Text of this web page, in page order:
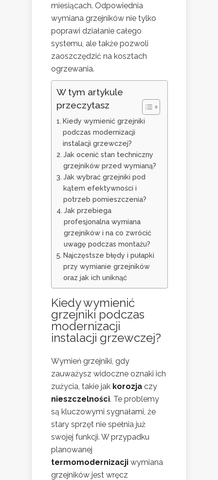
miesiącach. Odpowiednia
wymiana grzejników nie tylko
poprawi działanie całego
systemu, ale także pozwoli
zaoszczędzić na kosztach
ogrzewania.
W tym artykule
przeczytasz
Kiedy wymienić grzejniki
podczas modernizacji
instalacji grzewczej?
Jak ocenić stan techniczny
grzejników przed wymianą?
Jak wybrać grzejniki pod
kątem efektywności i
potrzeb pomieszczenia?
Jak przebiega
profesjonalna wymiana
grzejników i na co zwrócić
uwagę podczas montażu?
Najczęstsze błędy i pułapki
przy wymianie grzejników
oraz jak ich uniknąć
Kiedy wymienić
grzejniki podczas
modernizacji
instalacji grzewczej?
Wymień grzejniki, gdy
zauważysz widoczne oznaki ich
zużycia, takie jak korozja czy
nieszczelności. Te problemy
są kluczowymi sygnałami, że
stary sprzęt nie spełnia już
swojej funkcji. W przypadku
planowanej
termomodernizacji wymiana
grzejników jest wręcz